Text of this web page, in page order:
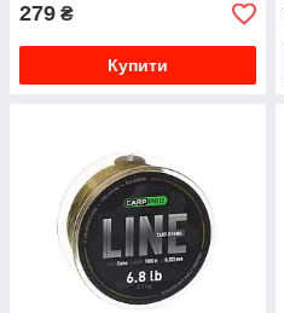
279 ₴
Купити